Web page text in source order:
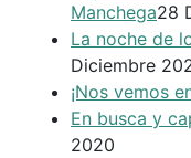
Manchega28
La noche de
Diciembre
¡Nos vemos
En busca y
2020